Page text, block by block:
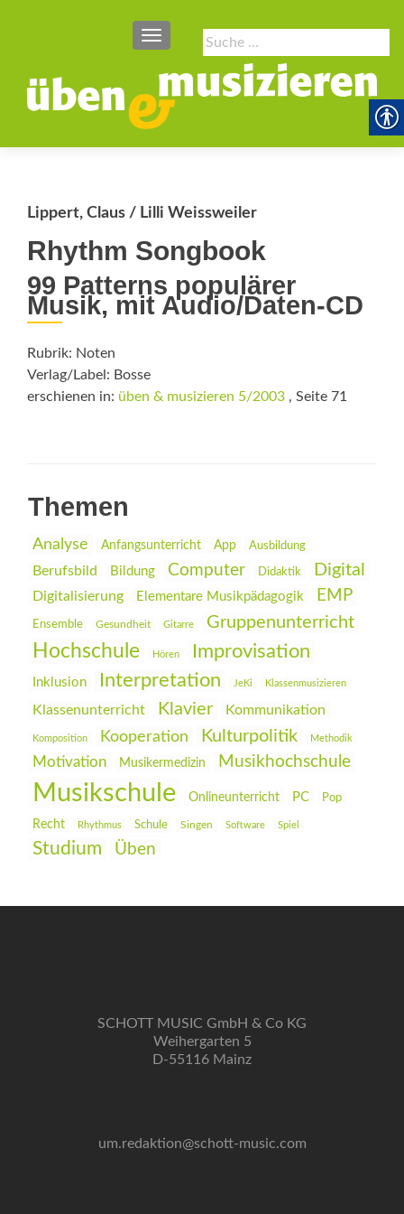
Suche
nach:
SCHALTE NAVIGATION
Lippert, Claus / Lilli Weissweiler
Rhythm Songbook
99 Patterns populärer
Musik, mit Audio/Daten-CD
Rubrik: Noten
Verlag/Label: Bosse
erschienen in: üben & musizieren 5/2003 , Seite 71
Themen
Analyse Anfangsunterricht App Ausbildung
Berufsbild Bildung Computer Didaktik Digital
Digitalisierung Elementare Musikpädagogik EMP
Ensemble Gesundheit Gitarre Gruppenunterricht
Hochschule Hören Improvisation
Inklusion Interpretation JeKi Klassenmusizieren
Klassenunterricht Klavier Kommunikation
Komposition Kooperation Kulturpolitik Methodik
Motivation Musikermedizin Musikhochschule
Musikschule Onlineunterricht PC Pop
Recht Rhythmus Schule Singen Software Spiel
Studium Üben
SCHOTT MUSIC GmbH & Co KG
Weihergarten 5
D-55116 Mainz
um.redaktion@schott-music.com